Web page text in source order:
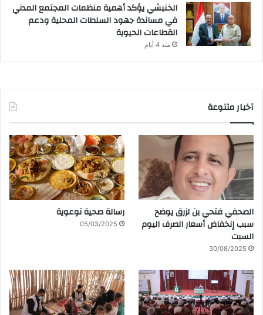
الخنبشي يؤكد أهمية منظمات المجتمع المدني
في مساندة جهود السلطات المحلية ودعم
القطاعات الحيوية
منذ 4 أيام
آخبار متنوعة
الصحفي فتحي بن لزرق يوضح
سبب إنخفاض أسعار الصرف اليوم
السبت
30/08/2025
رسالة صحية توعوية
05/03/2025